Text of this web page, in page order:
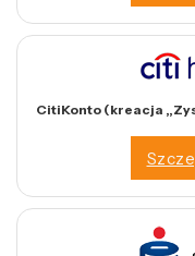
CitiKonto (kreacja